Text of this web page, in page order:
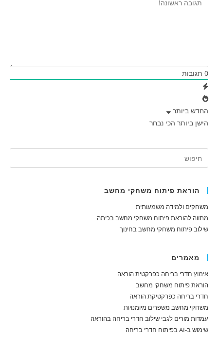
0 תגובות
החדש ביותר
הישן ביותר הכי נבחר
הוראת פיתוח משחקי מחשב
משחקים ולמידה משמעותית
מתווה להוראת פיתוח משחקי מחשב בכיתה
שילוב פיתוח משחקי מחשב בחינוך
מאמרים
אימוץ חדרי בריחה כפרקטית הוראה
הוראת פיתוח משחקי מחשב
חדרי בריחה כפרקטיקת הוראה
משחקי מחשב משפרים מיומנויות
עמדות מורים לגבי שילוב חדרי בריחה בהוראה
שימוש ב-AI בפיתוח חדרי בריחה